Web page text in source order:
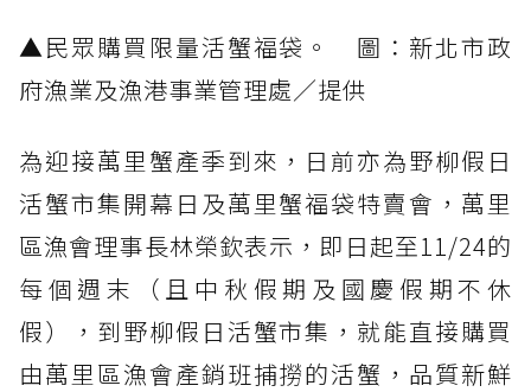
▲民眾購買限量活蟹福袋。 圖：新北市政
府漁業及漁港事業管理處／提供
為迎接萬里蟹產季到來，日前亦為野柳假日
活蟹市集開幕日及萬里蟹福袋特賣會，萬里
區漁會理事長林榮欽表示，即日起至11/24的
每個週末（且中秋假期及國慶假期不休
假），到野柳假日活蟹市集，就能直接購買
由萬里區漁會產銷班捕撈的活蟹，品質新鮮